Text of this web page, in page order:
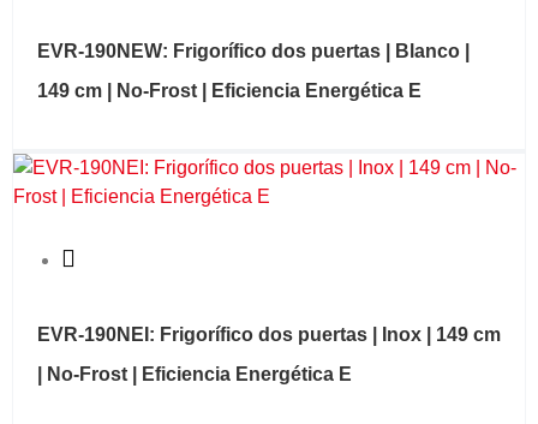
EVR-190NEW: Frigorífico dos puertas | Blanco |
149 cm | No-Frost | Eficiencia Energética E
EVR-190NEI: Frigorífico dos puertas | Inox | 149 cm
| No-Frost | Eficiencia Energética E